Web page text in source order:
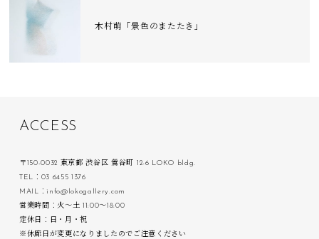
木村萌「景色のまたたき」
ACC ESS
〒150-0032 東京都 渋谷区 鶯谷町 12-6 LOKO bldg.
TEL：03 6455 1376
MAIL：info@lokogallery.com
営業時間：火〜土 11:00〜18:00
定休日：日・月・祝
※休廊日が変更になりましたのでご注意ください